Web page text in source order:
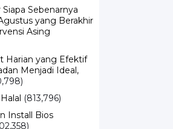
Sebenarnya
yang Berakhir
Asing
Harian yang Efektif
Menjadi Ideal,
(813,796)
Install Bios